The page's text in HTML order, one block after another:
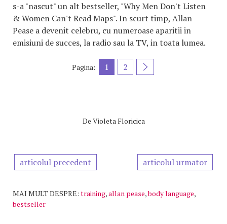
s-a "nascut" un alt bestseller, "Why Men Don't Listen
& Women Can't Read Maps". In scurt timp, Allan
Pease a devenit celebru, cu numeroase aparitii in
emisiuni de succes, la radio sau la TV, in toata lumea.
Pagina: 1 2
De Violeta Floricica
articolul precedent articolul urmator
MAI MULT DESPRE: training,allan pease,body language,
bestseller